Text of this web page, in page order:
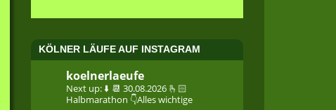
KÖLNER LÄUFE AUF INSTAGRAM
koelnerlaeufe
Next up: ⬇️ 📆 30.08.2026 🫰🏻
Halbmarathon 👇Alles wichtige